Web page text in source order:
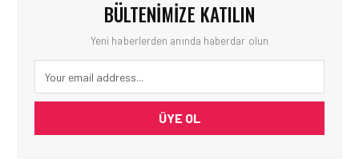
BÜLTENIMIZE KATILIN
Yeni haberlerden anında haberdar olun
ÜYE OL